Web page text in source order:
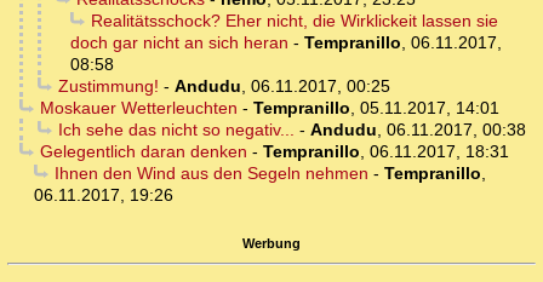
Realitätsschock? Eher nicht, die Wirklickeit lassen sie
doch gar nicht an sich heran - Tempranillo, 06.11.2017,
08:58
Zustimmung! - Andudu, 06.11.2017, 00:25
Moskauer Wetterleuchten - Tempranillo, 05.11.2017, 14:01
Ich sehe das nicht so negativ... - Andudu, 06.11.2017, 00:38
Gelegentlich daran denken - Tempranillo, 06.11.2017, 18:31
Ihnen den Wind aus den Segeln nehmen - Tempranillo,
06.11.2017, 19:26
Werbung